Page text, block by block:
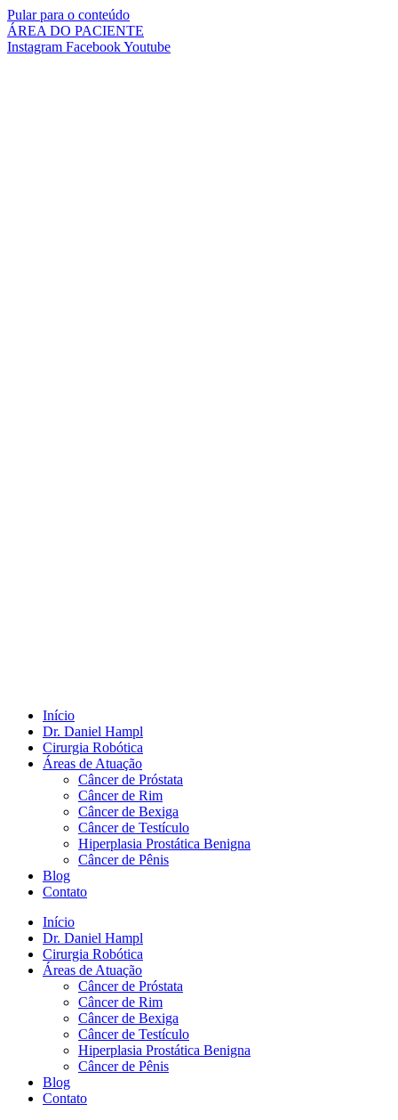
Pular para o conteúdo
ÁREA DO PACIENTE
Instagram FacebookYoutube
Início
Dr. Daniel Hampl
Cirurgia Robótica
Áreas de Atuação
Câncer de Próstata
Câncer de Rim
Câncer de Bexiga
Câncer de Testículo
Hiperplasia Prostática Benigna
Câncer de Pênis
Blog
Contato
Início
Dr. Daniel Hampl
Cirurgia Robótica
Áreas de Atuação
Câncer de Próstata
Câncer de Rim
Câncer de Bexiga
Câncer de Testículo
Hiperplasia Prostática Benigna
Câncer de Pênis
Blog
Contato